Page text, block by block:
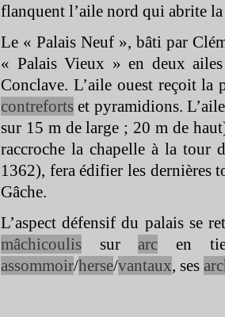
flanquent l’aile nord qui abrite
Le « Palais Neuf », bâti par
« Palais Vieux » en deux
Conclave. L’aile ouest reçoit la
contreforts et pyramidions.
sur 15 m de large ; 20 m de
raccroche la chapelle à la tour
1362), fera édifier les dernières
Gâche.
L’aspect défensif du palais se
mâchicoulis sur arc en
assommoir/herse/vantaux, ses